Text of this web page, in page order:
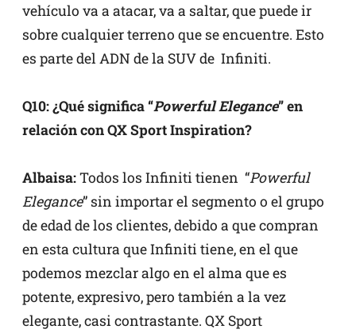
vehículo va a atacar, va a saltar, que puede ir
sobre cualquier terreno que se encuentre. Esto
es parte del ADN de la SUV de Infiniti.
Q10: ¿Qué significa “Powerful Elegance” en
relación con QX Sport Inspiration?
Albaisa:Todos los Infiniti tienen “Powerful
Elegance” sin importar el segmento o el grupo
de edad de los clientes, debido a que compran
en esta cultura que Infiniti tiene, en el que
podemos mezclar algo en el alma que es
potente, expresivo, pero también a la vez
elegante, casi contrastante. QX Sport